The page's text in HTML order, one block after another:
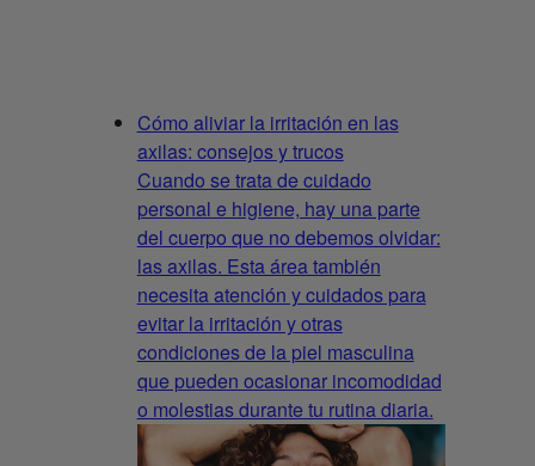
Cómo aliviar la irritación en las
axilas: consejos y trucos
Cuando se trata de cuidado
personal e higiene, hay una parte
del cuerpo que no debemos olvidar:
las axilas. Esta área también
necesita atención y cuidados para
evitar la irritación y otras
condiciones de la piel masculina
que pueden ocasionar incomodidad
o molestias durante tu rutina diaria.